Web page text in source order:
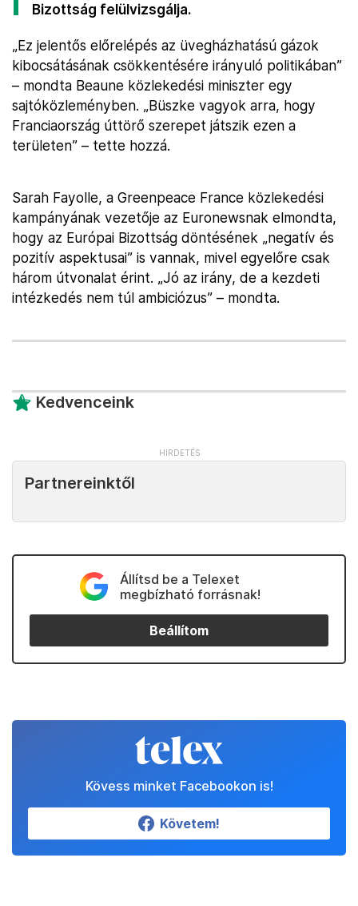
Bizottság felülvizsgálja.
„Ez jelentős előrelépés az üvegházhatású gázok
kibocsátásának csökkentésére irányuló politikában”
– mondta Beaune közlekedési miniszter egy
sajtóközleményben. „Büszke vagyok arra, hogy
Franciaország úttörő szerepet játszik ezen a
területen” – tette hozzá.
Sarah Fayolle, a Greenpeace France közlekedési
kampányának vezetője az Euronewsnak elmondta,
hogy az Európai Bizottság döntésének „negatív és
pozitív aspektusai” is vannak, mivel egyelőre csak
három útvonalat érint. „Jó az irány, de a kezdeti
intézkedés nem túl ambiciózus” – mondta.
Kedvenceink
Partnereinktől
Állítsd be a Telexet
megbízható forrásnak!
Beállítom
Kövess minket Facebookon is!
Követem!